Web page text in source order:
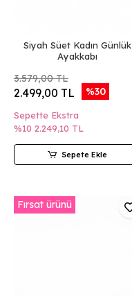
Siyah Süet Kadın Günlük
Ayakkabı
3.579,00 TL
2.499,00 TL %30
Sepette Ekstra
%10 2.249,10 TL
Sepete Ekle
Fırsat ürünü